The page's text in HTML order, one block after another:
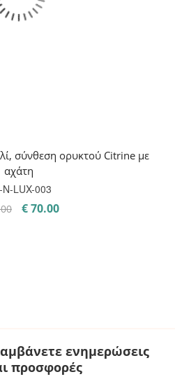
σύνθεση ορυκτού Citrine με
αχάτη
Ν-LUX-003
Original
€70.00Η
ενημερώσεις
προσφορές